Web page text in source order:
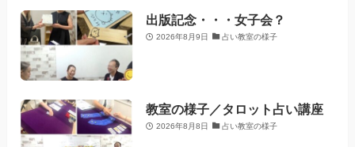
出版記念・・・女子会？
2026年8月9日 占い教室の様子
教室の様子／タロット占い講座
2026年8月8日 占い教室の様子